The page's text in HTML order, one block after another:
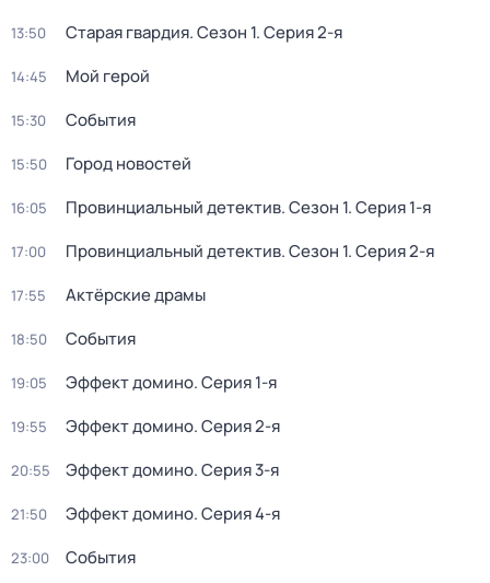
13:50 Старая гвардия. Сезон 1. Серия 2-я
14:45 Мой герой
15:30 События
15:50 Город новостей
16:05 Провинциальный детектив. Сезон 1. Серия 1-я
17:00 Провинциальный детектив. Сезон 1. Серия 2-я
17:55 Актёрские драмы
18:50 События
19:05 Эффект домино. Серия 1-я
19:55 Эффект домино. Серия 2-я
20:55 Эффект домино. Серия 3-я
21:50 Эффект домино. Серия 4-я
23:00 События